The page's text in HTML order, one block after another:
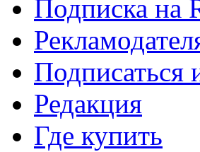
Подписка на
Подписаться
Редакция
Где купить